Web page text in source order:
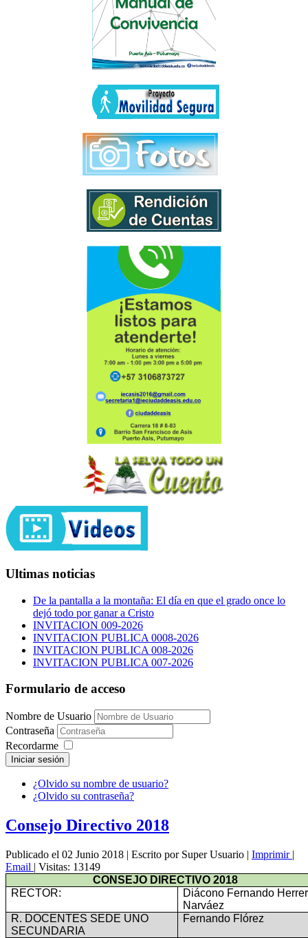
Ultimas noticias
De la pantalla a la montaña: El día en que el grado once lo
dejó todo por ganar a Cristo
INVITACION 009-2026
INVITACION PUBLICA 0008-2026
INVITACION PUBLICA 008-2026
INVITACION PUBLICA 007-2026
Formulario de acceso
Nombre de Usuario
Contraseña
Recordarme
Iniciar sesión
¿Olvido su nombre de usuario?
¿Olvido su contraseña?
Consejo Directivo 2018
Publicado el 02 Junio 2018 | Escrito por Super Usuario | Imprimir |
Email | Visitas: 13149
CONSEJO DIRECTIVO 2018
RECTOR:
Diácono Fernando
Narváez
R. DOCENTES SEDE UNO
SECUNDARIA
Fernando Flórez